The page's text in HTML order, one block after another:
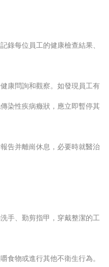
錄每位員工的健康檢查結果、
康問詢和觀察。如發現員工有
染性疾病癥狀，應立即暫停其
告并離崗休息，必要時就醫治
手、勤剪指甲，穿戴整潔的工
食物或進行其他不衛生行為。